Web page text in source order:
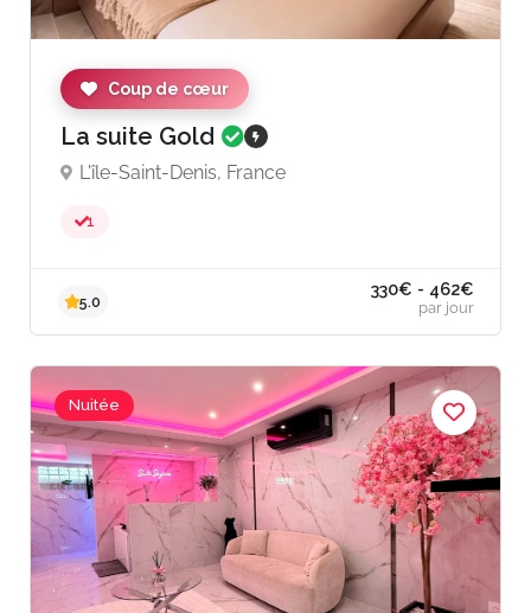
319€ - 462€
Coup de cœur
La suite Gold
L'île-Saint-Denis, France
1
Nuitée